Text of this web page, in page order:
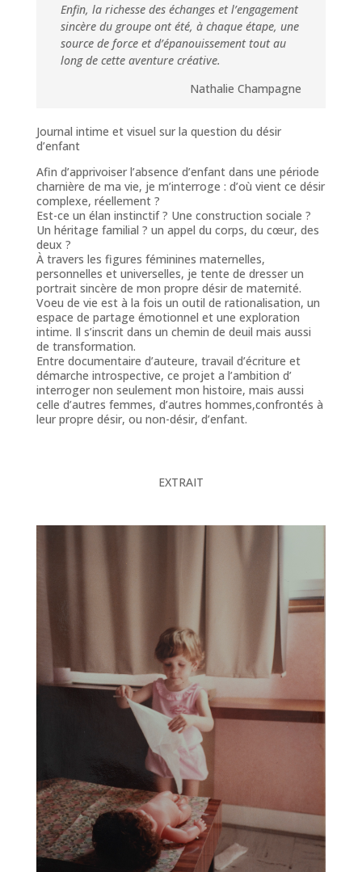
Enfin, la richesse des échanges et l’engagement
sincère du groupe ont été, à chaque étape, une
source de force et d’épanouissement tout au
long de cette aventure créative.
Nathalie Champagne
Journal intime et visuel sur la question du désir
d’enfant
Afin d’apprivoiser l’absence d’enfant dans une période
charnière de ma vie, je m’interroge : d’où vient ce désir
complexe, réellement ?
Est-ce un élan instinctif ? Une construction sociale ?
Un héritage familial ? un appel du corps, du cœur, des
deux ?
À travers les figures féminines maternelles,
personnelles et universelles, je tente de dresser un
portrait sincère de mon propre désir de maternité.
Voeu de vie est à la fois un outil de rationalisation, un
espace de partage émotionnel et une exploration
intime. Il s’inscrit dans un chemin de deuil mais aussi
de transformation.
Entre documentaire d’auteure, travail d’écriture et
démarche introspective, ce projet a l’ambition d’
interroger non seulement mon histoire, mais aussi
celle d’autres femmes, d’autres hommes,confrontés à
leur propre désir, ou non-désir, d’enfant.
EXTRAIT